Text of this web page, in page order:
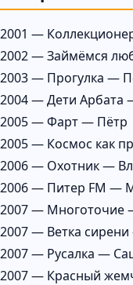
2001 —
2002 — Займёмся
2003 — Прогулка —
2004 — Дети Арбата
2005 — Фарт — Пётр
2005 — Космос как
2006 — Охотник —
2006 — Питер FM —
2007 — Многоточие
2007 — Ветка
2007 — Русалка —
2007 — Красный